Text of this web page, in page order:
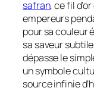
safran, ce fil
empereurs
pour sa couleur
sa saveur
dépasse le
un symbole
source infinie